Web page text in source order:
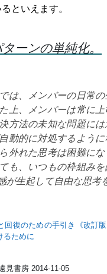
といえます。
ーンの単純化。
は、メンバーの日常
上、メンバーは常に
方法の未知な問題に
動的に対処するよう
外れた思考は困難に
も、いつもの枠組み
が生起して自由な思考
回復のための手引き《改訂
るために
見書房 2014-11-05